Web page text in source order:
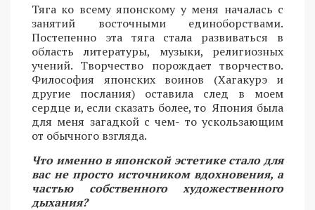
Тяга ко всему японскому у меня началась с
занятий восточными единоборствами.
Постепенно эта тяга стала развиваться в
область литературы, музыки, религиозных
учений. Творчество порождает творчество.
Философия японских воинов (Хагакурэ и
другие послания) оставила след в моем
сердце и, если сказать более, то Япония была
для меня загадкой с чем- то ускользающим
от обычного взгляда.
Что именно в японской эстетике стало для
вас не просто источником вдохновения, а
частью собственного художественного
дыхания?